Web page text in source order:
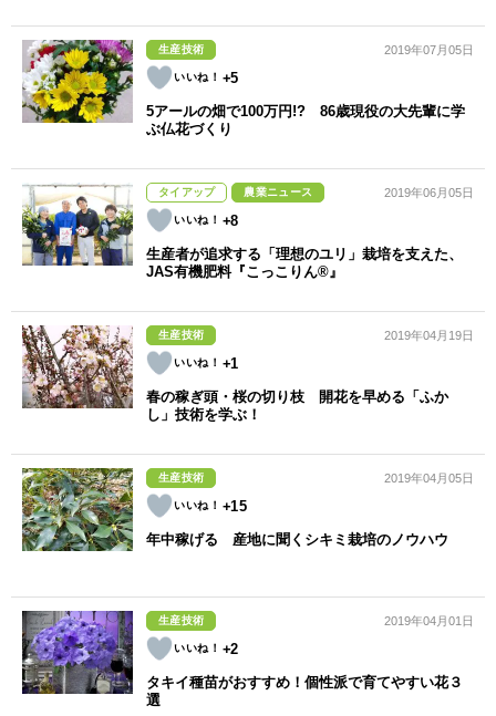
生産技術
+5
2019年07月05日
5アールの畑で100万円!? 86歳現役の大先輩に学
ぶ仏花づくり
タイアップ 農業ニュース
+8
2019年06月05日
生産者が追求する「理想のユリ」栽培を支えた、
JAS有機肥料『こっこりん®』
生産技術
+1
2019年04月19日
春の稼ぎ頭・桜の切り枝 開花を早める「ふか
し」技術を学ぶ！
生産技術
+15
2019年04月05日
年中稼げる 産地に聞くシキミ栽培のノウハウ
生産技術
+2
2019年04月01日
タキイ種苗がおすすめ！個性派で育てやすい花３
選